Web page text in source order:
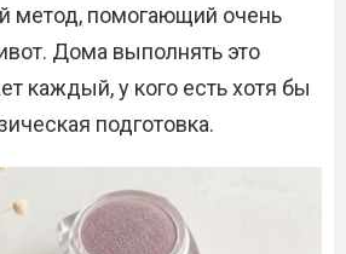
метод, помогающий очень
Дома выполнять это
каждый, у кого есть хотя бы
подготовка.